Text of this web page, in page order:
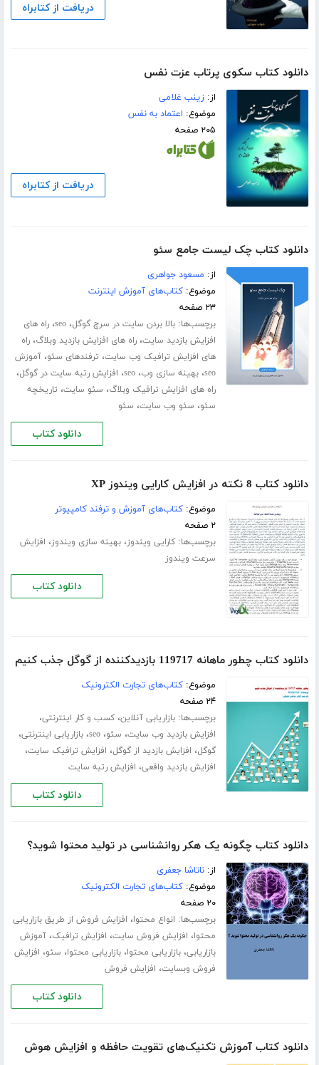
دریافت از کتابراه
دانلود کتاب سکوی پرتاب عزت ‌نفس
از:زینب غلامی
موضوع: اعتماد به نفس
۲۰۵ صفحه
دریافت از کتابراه
دانلود کتاب چک لیست جامع سئو
از: مسعود جواهری
موضوع:کتاب‌های آموزش اینترنت
۲۳ صفحه
برچسب‌ها:بالا بردن سایت در سرچ گوگل،seo،راه های
افزایش بازدید سایت،راه های افزایش بازدید وبلاگ،راه
های افزایش ترافیک وب سایت، ترفندهای سئو،آموزش
seo،بهینه سازی وب،seo، افزایش رتبه سایت در گوگل،
راه های افزایش ترافیک وبلاگ، سئو سایت، تاریخچه
سئو، سئو وب سایت، سئو
دانلود کتاب
دانلود کتاب 8 نکته در افزایش کارایی ویندوز XP
موضوع:کتاب‌های آموزش و ترفند کامپیوتر
۲ صفحه
برچسب‌ها:کارایی ویندوز،بهینه سازی ویندوز، افزایش
سرعت ویندوز
دانلود کتاب
دانلود کتاب چطور ماهانه 119717 بازدیدکننده از گوگل جذب کنیم
موضوع:کتاب‌های تجارت الکترونیک
۲۴ صفحه
برچسب‌ها:بازاریابی آنلاین،کسب و کار اینترنتی،
افزایش بازدید وب سایت، سئو،seo،بازاریابی اینترنتی،
گوگل، افزایش بازدید از گوگل، افزایش ترافیک سایت،
افزایش بازدید واقعی، افزایش رتبه سایت
دانلود کتاب
دانلود کتاب چگونه یک هکر روانشناسی در تولید محتوا شوید؟
از:ناتاشا جعفری
موضوع:کتاب‌های تجارت الکترونیک
۲۰ صفحه
برچسب‌ها: انواع محتوا، افزایش فروش از طریق بازاریابی
محتوا، افزایش فروش سایت، افزایش ترافیک،آموزش
بازاریابی،بازاریابی محتوا،بازاریابی محتوا، سئو، افزایش
فروش وبسایت، افزایش فروش
دانلود کتاب
دانلود کتاب آموزش تکنیک‌های تقویت حافظه و افزایش هوش